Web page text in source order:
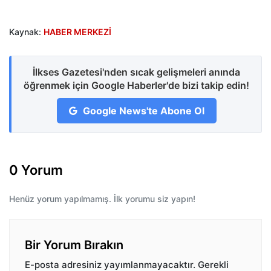
Kaynak: HABER MERKEZİ
İlkses Gazetesi'nden sıcak gelişmeleri anında
öğrenmek için Google Haberler'de bizi takip edin!
Google News'te Abone Ol
0 Yorum
Henüz yorum yapılmamış. İlk yorumu siz yapın!
Bir Yorum Bırakın
E-posta adresiniz yayımlanmayacaktır. Gerekli